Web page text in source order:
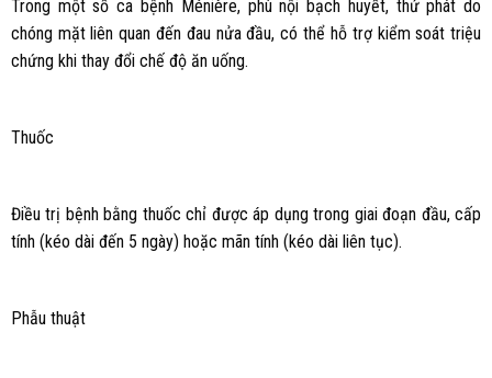
Trong một số ca bệnh Ménière, phù nội bạch huyết, thứ phát do
chóng mặt liên quan đến đau nửa đầu, có thể hỗ trợ kiểm soát triệu
chứng khi thay đổi chế độ ăn uống.
Thuốc
Điều trị bệnh bằng thuốc chỉ được áp dụng trong giai đoạn đầu, cấp
tính (kéo dài đến 5 ngày) hoặc mãn tính (kéo dài liên tục).
Phẫu thuật